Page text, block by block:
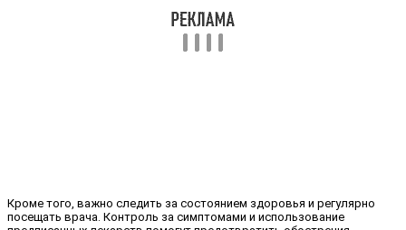
Кроме того, важно следить за состоянием здоровья и регулярно
посещать врача. Контроль за симптомами и использование